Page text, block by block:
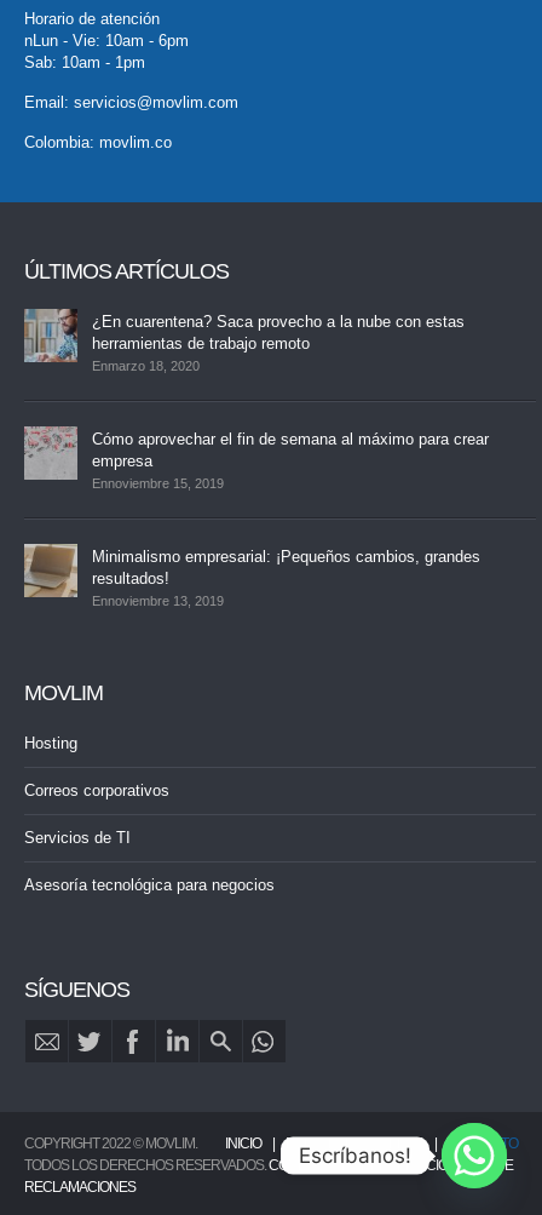
Horario de atención
nLun - Vie: 10am - 6pm
Sab: 10am - 1pm
Email: servicios@movlim.com
Colombia: movlim.co
ÚLTIMOS ARTÍCULOS
¿En cuarentena? Saca provecho a la nube con estas
herramientas de trabajo remoto
Enmarzo 18, 2020
Cómo aprovechar el fin de semana al máximo para crear
empresa
Ennoviembre 15, 2019
Minimalismo empresarial: ¡Pequeños cambios, grandes
resultados!
Ennoviembre 13, 2019
MOVLIM
Hosting
Correos corporativos
Servicios de TI
Asesoría tecnológica para negocios
SÍGUENOS
INICIO PORTAFOLIO BLOG CONTACTO
COPYRIGHT 2022 © MOVLIM.
TODOS LOS DERECHOS RESERVADOS.CONDICIONES DEL SERVICIO LIBRO DE
RECLAMACIONES
Escríbanos!